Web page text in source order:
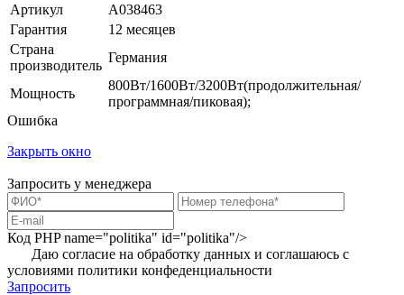
Артикул
A038463
Гарантия
12 месяцев
Страна
производитель
Германия
Мощность
800Вт/1600Вт/3200Вт(продолжительная/
программная/пиковая);
Ошибка
Закрыть окно
Запросить у менеджера
Код PHPname="politika" id="politika"/>
Даю согласие на обработку данных и соглашаюсь с
условиями политики конфеденциальности
Запросить